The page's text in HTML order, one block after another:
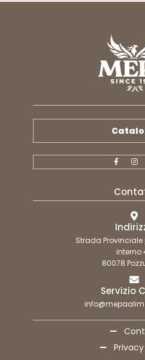
Strada Provinciale
interno
80078
Servizio